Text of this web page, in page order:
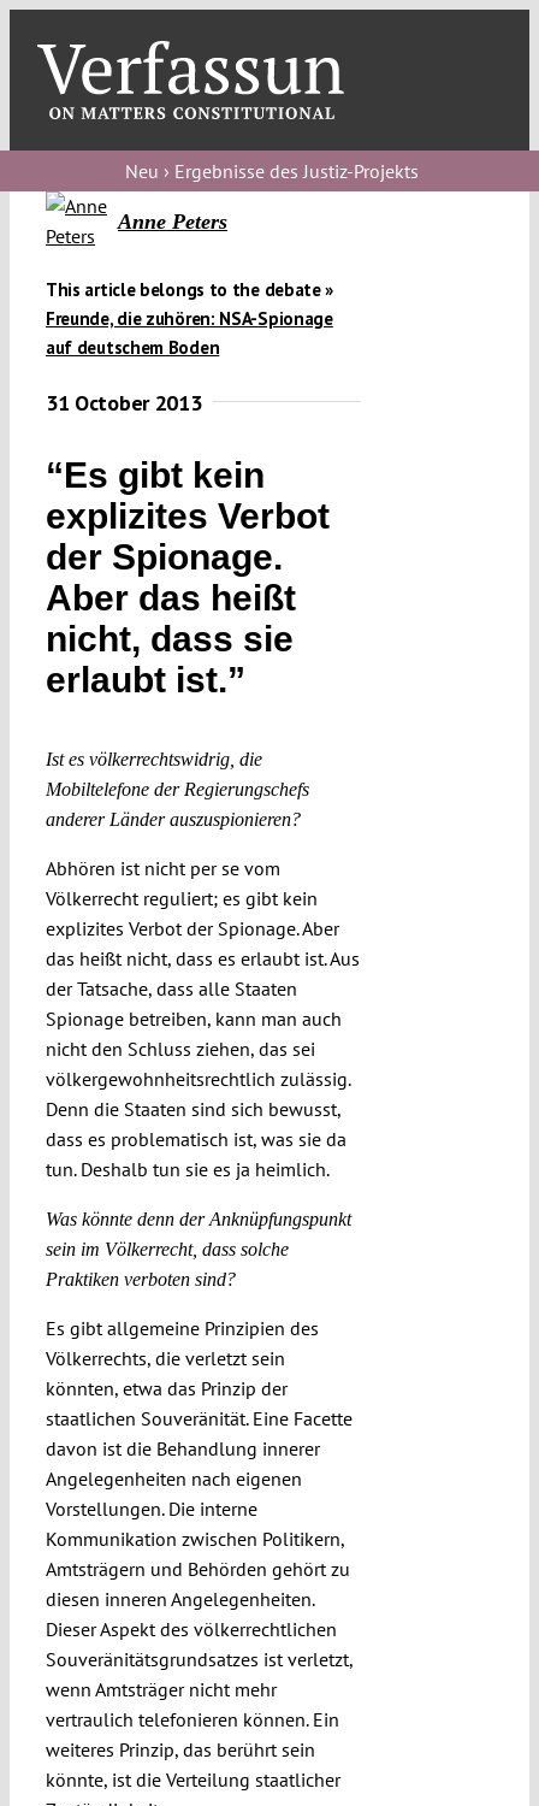
content
blog
Verfassungs
Verfassungs
podcast
Submissions
Funding
Neu › Ergebnisse des Justiz-Projekts
Anne Peters
This article belongs to the debate »
Freunde, die zuhören: NSA-Spionage
auf deutschem Boden
31 October 2013
“Es gibt kein
explizites Verbot
der Spionage.
Aber das heißt
nicht, dass sie
erlaubt ist.”
Ist es völkerrechtswidrig, die
Mobiltelefone der Regierungschefs
anderer Länder auszuspionieren?
Abhören ist nicht per se vom
Völkerrecht reguliert; es gibt kein
explizites Verbot der Spionage. Aber
das heißt nicht, dass es erlaubt ist. Aus
der Tatsache, dass alle Staaten
Spionage betreiben, kann man auch
nicht den Schluss ziehen, das sei
völkergewohnheitsrechtlich zulässig.
Denn die Staaten sind sich bewusst,
dass es problematisch ist, was sie da
tun. Deshalb tun sie es ja heimlich.
Was könnte denn der Anknüpfungspunkt
sein im Völkerrecht, dass solche
Praktiken verboten sind?
Es gibt allgemeine Prinzipien des
Völkerrechts, die verletzt sein
könnten, etwa das Prinzip der
staatlichen Souveränität. Eine Facette
davon ist die Behandlung innerer
Angelegenheiten nach eigenen
Vorstellungen. Die interne
Kommunikation zwischen Politikern,
Amtsträgern und Behörden gehört zu
diesen inneren Angelegenheiten.
Dieser Aspekt des völkerrechtlichen
Souveränitätsgrundsatzes ist verletzt,
wenn Amtsträger nicht mehr
vertraulich telefonieren können. Ein
weiteres Prinzip, das berührt sein
könnte, ist die Verteilung staatlicher